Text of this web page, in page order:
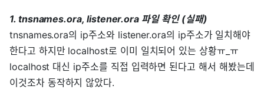
1. tnsnames.ora, listener.ora 파일 확인 (실패)
tnsnames.ora의 ip주소와 listener.ora의 ip주소가 일치해야
한다고 하지만 localhost로 이미 일치되어 있는 상황ㅠ_ㅠ
localhost 대신 ip주소를 직접 입력하면 된다고 해서 해봤는데
이것조차 동작하지 않았다.